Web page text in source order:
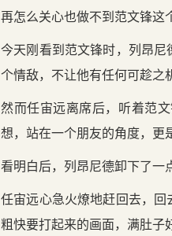
再怎么关心也做不到范文锋这
今天刚看到范文锋时，列昂
个情敌，不让他有任何可趁之
然而任宙远离席后，听着范
想，站在一个朋友的角度，更
看明白后，列昂尼德卸下了一
任宙远心急火燎地赶回去，
粗快要打起来的画面，满肚子